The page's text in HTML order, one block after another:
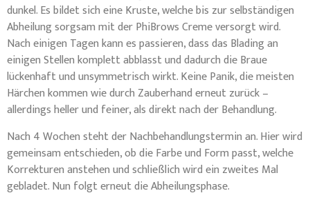
dunkel. Es bildet sich eine Kruste, welche bis zur selbständigen
Abheilung sorgsam mit der PhiBrows Creme versorgt wird.
Nach einigen Tagen kann es passieren, dass das Blading an
einigen Stellen komplett abblasst und dadurch die Braue
lückenhaft und unsymmetrisch wirkt. Keine Panik, die meisten
Härchen kommen wie durch Zauberhand erneut zurück –
allerdings heller und feiner, als direkt nach der Behandlung.
Nach 4 Wochen steht der Nachbehandlungstermin an. Hier wird
gemeinsam entschieden, ob die Farbe und Form passt, welche
Korrekturen anstehen und schließlich wird ein zweites Mal
gebladet. Nun folgt erneut die Abheilungsphase.